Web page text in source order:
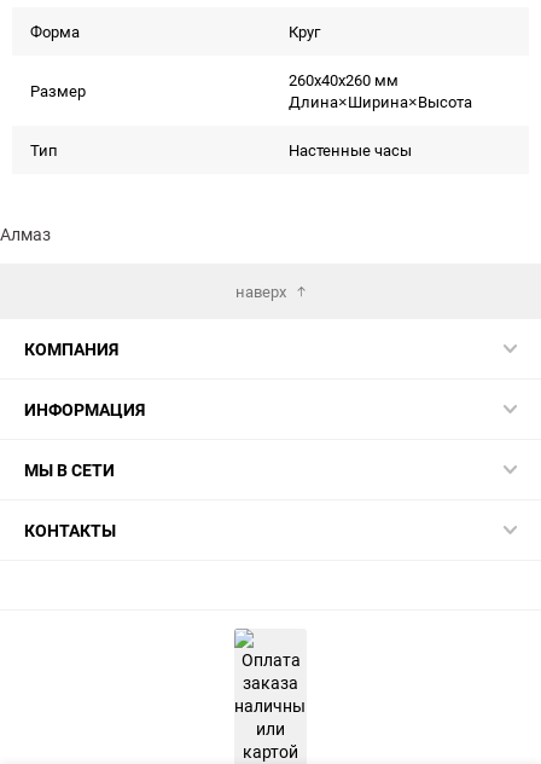
Форма Круг
Размер
260x40x260 мм
Длина×Ширина×Высота
Тип Настенные часы
Алмаз
наверх
КОМПАНИЯ
ИНФОРМАЦИЯ
МЫ В СЕТИ
КОНТАКТЫ